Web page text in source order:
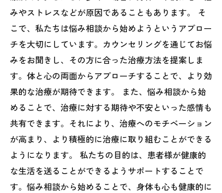
みやストレスなどが原因であることもあります。 そ
こで、私たちは悩み相談から始めようというアプロー
チを大切にしています。カウンセリングを通じてお悩
みをお聞きし、その方に合った治療方法を提案しま
す。体と心の両面からアプローチすることで、より効
果的な治療が期待できます。 また、悩み相談から始
めることで、治療に対する期待や不安といった感情も
共有できます。それにより、治療へのモチベーション
が高まり、より積極的に治療に取り組むことができる
ようになります。 私たちの目的は、患者様が健康的
な生活を送ることができるようサポートすることで
す。悩み相談から始めることで、身体も心も健康的に